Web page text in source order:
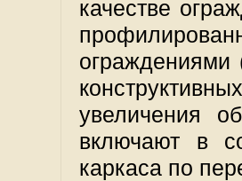
качестве
ограждениями
увеличения
включают в
каркаса по